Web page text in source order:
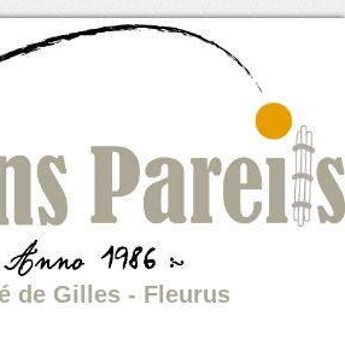
de Gilles - Fleurus